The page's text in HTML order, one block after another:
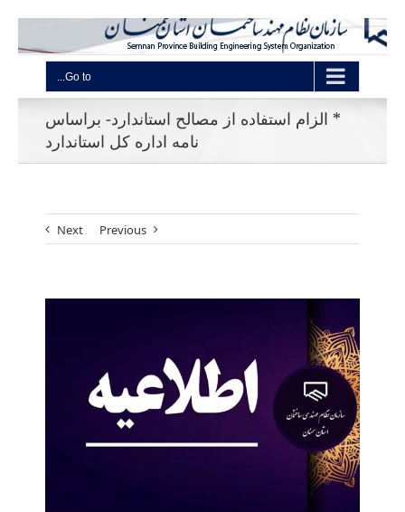
Go to...
* الزام استفاده از مصالح استاندارد- براساس
نامه اداره کل استاندارد
Previous
Next
Larger
Image